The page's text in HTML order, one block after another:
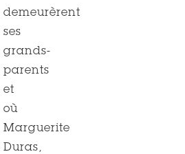
demeurèrent
ses
grands-
parents
et
où
Marguerite
Duras,